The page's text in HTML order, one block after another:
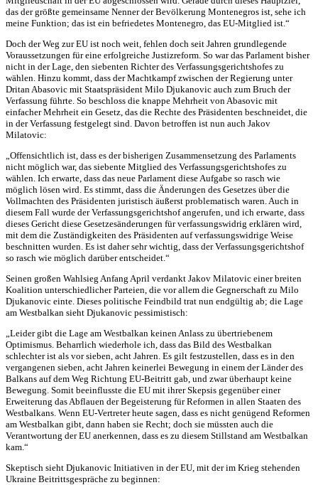
das der größte gemeinsame Nenner der Bevölkerung Montenegros ist, sehe ich
meine Funktion; das ist ein befriedetes Montenegro, das EU-Mitglied ist.“
Doch der Weg zur EU ist noch weit, fehlen doch seit Jahren grundlegende
Voraussetzungen für eine erfolgreiche Justizreform. So war das Parlament bisher
nicht in der Lage, den siebenten Richter des Verfassungsgerichtshofes zu
wählen. Hinzu kommt, dass der Machtkampf zwischen der Regierung unter
Dritan Abasovic mit Staatspräsident Milo Djukanovic auch zum Bruch der
Verfassung führte. So beschloss die knappe Mehrheit von Abasovic mit
einfacher Mehrheit ein Gesetz, das die Rechte des Präsidenten beschneidet, die
in der Verfassung festgelegt sind. Davon betroffen ist nun auch Jakov
Milatovic:
„Offensichtlich ist, dass es der bisherigen Zusammensetzung des Parlaments
nicht möglich war, das siebente Mitglied des Verfassungsgerichtshofes zu
wählen. Ich erwarte, dass das neue Parlament diese Aufgabe so rasch wie
möglich lösen wird. Es stimmt, dass die Änderungen des Gesetzes über die
Vollmachten des Präsidenten juristisch äußerst problematisch waren. Auch in
diesem Fall wurde der Verfassungsgerichtshof angerufen, und ich erwarte, dass
dieses Gericht diese Gesetzesänderungen für verfassungswidrig erklären wird,
mit dem die Zuständigkeiten des Präsidenten auf verfassungswidrige Weise
beschnitten wurden. Es ist daher sehr wichtig, dass der Verfassungsgerichtshof
so rasch wie möglich darüber entscheidet.“
Seinen großen Wahlsieg Anfang April verdankt Jakov Milatovic einer breiten
Koalition unterschiedlicher Parteien, die vor allem die Gegnerschaft zu Milo
Djukanovic einte. Dieses politische Feindbild trat nun endgültig ab; die Lage
am Westbalkan sieht Djukanovic pessimistisch:
„Leider gibt die Lage am Westbalkan keinen Anlass zu übertriebenem
Optimismus. Beharrlich wiederhole ich, dass das Bild des Westbalkan
schlechter ist als vor sieben, acht Jahren. Es gilt festzustellen, dass es in den
vergangenen sieben, acht Jahren keinerlei Bewegung in einem der Länder des
Balkans auf dem Weg Richtung EU-Beitritt gab, und zwar überhaupt keine
Bewegung. Somit beeinflusste die EU mit ihrer Skepsis gegenüber einer
Erweiterung das Abflauen der Begeisterung für Reformen in allen Staaten des
Westbalkans. Wenn EU-Vertreter heute sagen, dass es nicht genügend Reformen
am Westbalkan gibt, dann haben sie Recht; doch sie müssten auch die
Verantwortung der EU anerkennen, dass es zu diesem Stillstand am Westbalkan
kam.“
Skeptisch sieht Djukanovic Initiativen in der EU, mit der im Krieg stehenden
Ukraine Beitrittsgespräche zu beginnen: